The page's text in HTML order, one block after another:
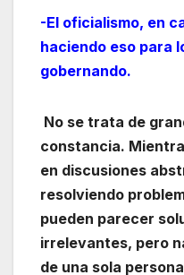
-El oficialismo, en
haciendo eso para
gobernando.
No se trata de
constancia.
en discusiones
resolviendo
pueden parecer
irrelevantes, pero
de una sola